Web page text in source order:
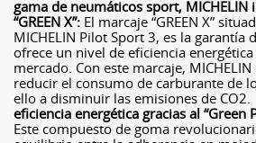
gama de neumáticos sport,
“GREEN X”: El marcaje “GREEN X”
MICHELIN Pilot Sport 3, es la garantía
ofrece un nivel de eficiencia
mercado. Con este marcaje,
reducir el consumo de carburante de
ello a disminuir las emisiones de
eficiencia energética gracias al “Green
Este compuesto de goma